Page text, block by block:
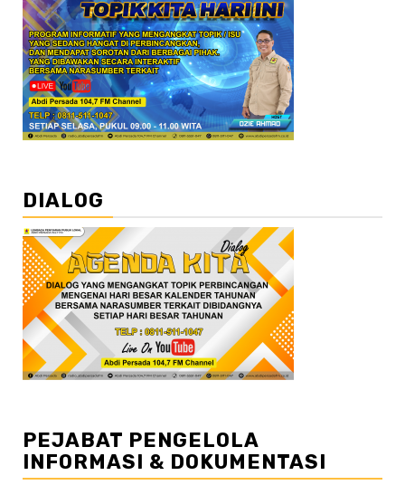
DIALOG
PEJABAT PENGELOLA
INFORMASI & DOKUMENTASI